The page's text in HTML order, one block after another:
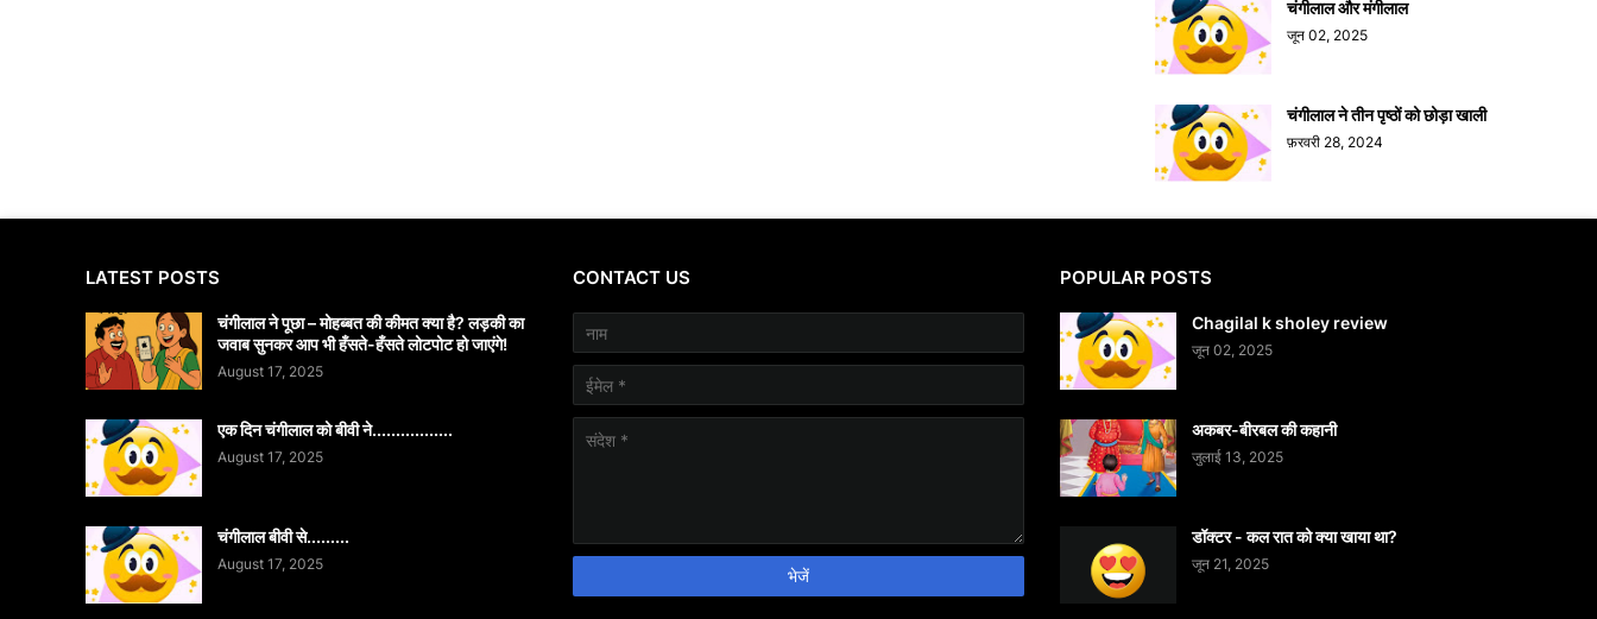
चंगीलाल और मंगीलाल
जून 02, 2025
चंगीलाल ने तीन पृष्ठों को छोड़ा खाली
फ़रवरी 28, 2024
LATEST POSTS
चंगीलाल ने पूछा – मोहब्बत की कीमत क्या है? लड़की का
जवाब सुनकर आप भी हँसते-हँसते लोटपोट हो जाएंगे!
August 17, 2025
एक दिन चंगीलाल को बीवी ने.................
August 17, 2025
चंगीलाल बीवी से.........
August 17, 2025
CONTACT US POPULAR POSTS
Chagilal k sholey review
जून 02, 2025
अकबर-बीरबल की कहानी
जुलाई 13, 2025
डॉक्टर - कल रात को क्या खाया था?
जून 21, 2025